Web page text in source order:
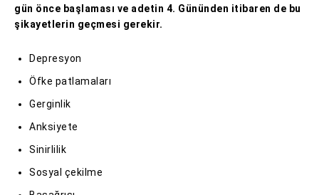
gün önce başlaması ve adetin 4. Gününden itibaren de bu
şikayetlerin geçmesi gerekir.
Depresyon
Öfke patlamaları
Gerginlik
Anksiyete
Sinirlilik
Sosyal çekilme